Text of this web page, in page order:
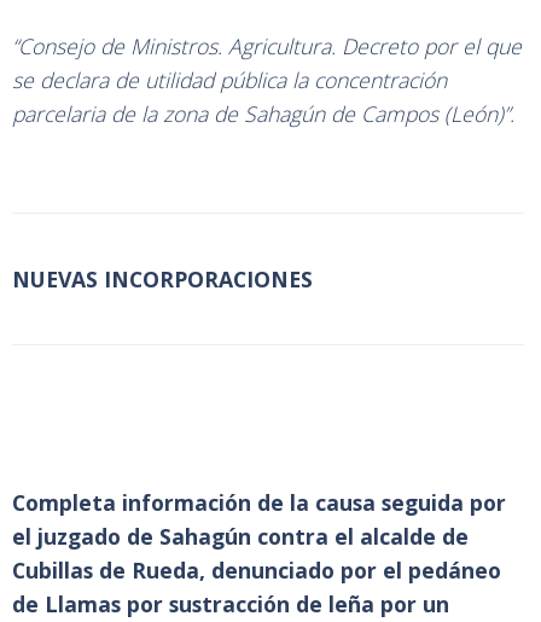
“Consejo de Ministros. Agricultura. Decreto por el que
se declara de utilidad pública la concentración
parcelaria de la zona de Sahagún de Campos (León)”.
NUEVAS INCORPORACIONES
Completa información de la causa seguida por
el juzgado de Sahagún contra el alcalde de
Cubillas de Rueda, denunciado por el pedáneo
de Llamas por sustracción de leña por un